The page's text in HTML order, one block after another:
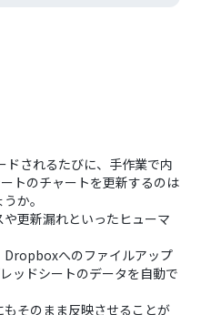
されるたびに、手作業で内
トのチャートを更新するのは
か。
更新漏れといったヒューマ
Dropboxへのファイルアップ
ッドシートのデータを自動で
そのまま反映させることが